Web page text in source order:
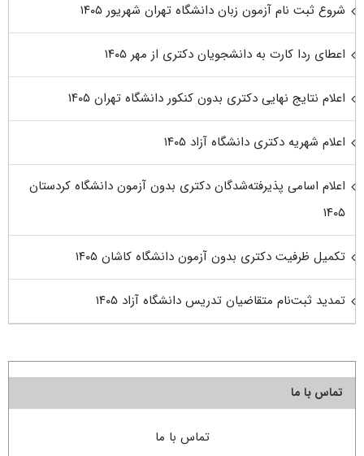
شروع ثبت نام آزمون زبان دانشگاه تهران شهریور ۱۴۰۵
اعطای ردا کارت به دانشجویان دکتری از مهر ۱۴۰۵
اعلام نتایج نهایی دکتری بدون کنکور دانشگاه تهران ۱۴۰۵
اعلام شهریه دکتری دانشگاه آزاد ۱۴۰۵
اعلام اسامی پذیرفته‌شدگان دکتری بدون آزمون دانشگاه کردستان
۱۴۰۵
تکمیل ظرفیت دکتری بدون آزمون دانشگاه کاشان ۱۴۰۵
تمدید ثبت‌نام متقاضیان تدریس دانشگاه آزاد ۱۴۰۵
تماس با ما
تماس با ما